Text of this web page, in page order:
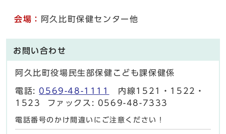
会場： 阿久比町保健センター他
お問い合わせ
阿久比町役場民生部保健こども課保健係
電話: 0569-48-1111
内線1521・1522・
1523 ファックス: 0569-48-7333
電話番号のかけ間違いにご注意ください！